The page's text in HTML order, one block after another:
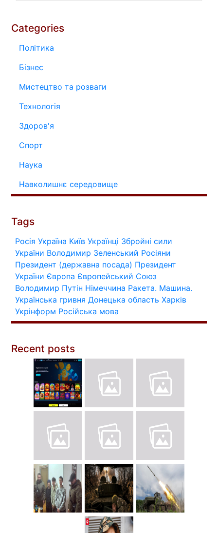
Categories
Політика
Бізнес
Мистецтво та розваги
Технологія
Здоров'я
Спорт
Наука
Навколишнє середовище
Tags
Росія Україна Київ Українці Збройні сили
України Володимир Зеленський Росіяни
Президент (державна посада) Президент
України Європа Європейський Союз
Володимир Путін Німеччина Ракета. Машина.
Українська гривня Донецька область Харків
Укрінформ Російська мова
Recent posts